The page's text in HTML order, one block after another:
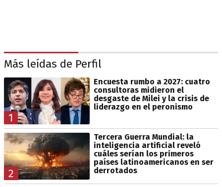
Más leídas de Perfil
1
Encuesta rumbo a 2027: cuatro
consultoras midieron el
desgaste de Milei y la crisis de
liderazgo en el peronismo
2
Tercera Guerra Mundial: la
inteligencia artificial reveló
cuáles serían los primeros
países latinoamericanos en ser
derrotados